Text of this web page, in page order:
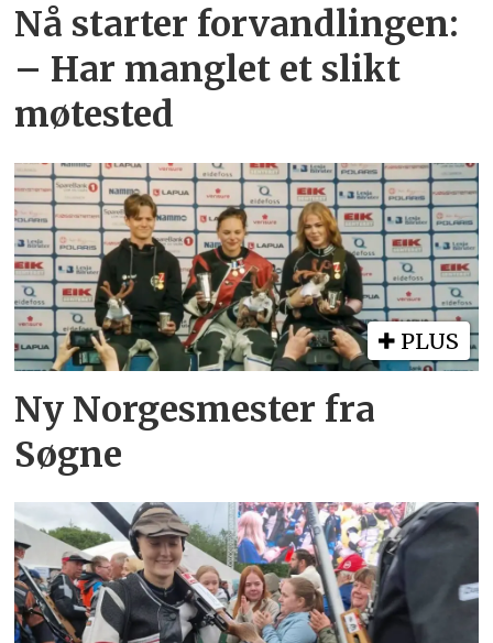
Nå starter forvandlingen:
– Har manglet et slikt
møtested
PLUS
Ny Norgesmester fra
Søgne